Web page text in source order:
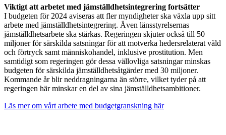
Viktigt att arbetet med jämställdhetsintegrering fortsätter
I budgeten för2024 aviseras att fler myndigheter ska växla upp sitt
arbete med jämställdhetsintegrering. Även länsstyrelsernas
jämställdhetsarbete ska stärkas. Regeringen skjuter också till 50
miljonerförsärskilda satsningar för att motverka hedersrelaterat våld
och förtryck samt människohandel, inklusive prostitution. Men
samtidigt som regeringen gör dessa vällovliga satsningar minskas
budgeten för särskilda jämställdhetsåtgärdermed 30 miljoner.
Kommande år blirneddragningarna än större, vilket tyder på att
regeringen här minskaren del av sina jämställdhetsambitioner.
Läs mer om vårt arbete med budgetgranskning här